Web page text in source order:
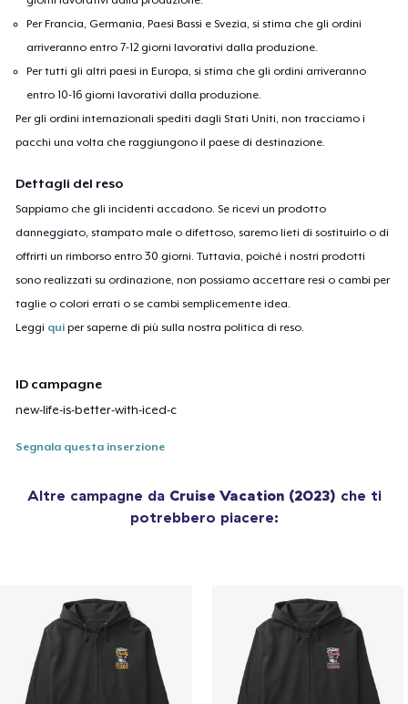
Per Francia, Germania, Paesi Bassi e Svezia, si stima che gli ordini
arriveranno entro 7-12 giorni lavorativi dalla produzione.
Per tutti gli altri paesi in Europa, si stima che gli ordini arriveranno
entro 10-16 giorni lavorativi dalla produzione.
Per gli ordini internazionali spediti dagli Stati Uniti, non tracciamo i
pacchi una volta che raggiungono il paese di destinazione.
Dettagli del reso
Sappiamo che gli incidenti accadono. Se ricevi un prodotto
danneggiato, stampato male o difettoso, saremo lieti di sostituirlo o di
offrirti un rimborso entro 30 giorni. Tuttavia, poiché i nostri prodotti
sono realizzati su ordinazione, non possiamo accettare resi o cambi per
taglie o colori errati o se cambi semplicemente idea.
Leggi qui per saperne di più sulla nostra politica di reso.
ID campagne
new-life-is-better-with-iced-c
Segnala questa inserzione
Altre campagne da Cruise Vacation (2023) che ti
potrebbero piacere: